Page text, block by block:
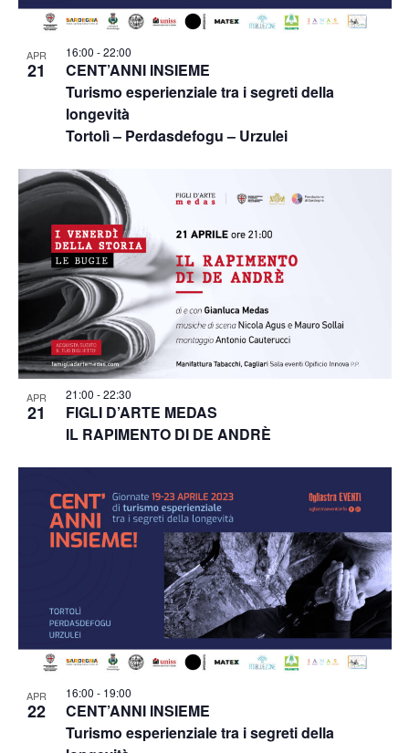
APR
21
16:00 -22:00
CENT’ANNI INSIEME
Turismo esperienziale tra i segreti della
longevità
Tortolì – Perdasdefogu – Urzulei
APR
21
21:00 -22:30
FIGLI D’ARTE MEDAS
IL RAPIMENTO DI DE ANDRÈ
APR
22
16:00 - 19:00
CENT’ANNI INSIEME
Turismo esperienziale tra i segreti della